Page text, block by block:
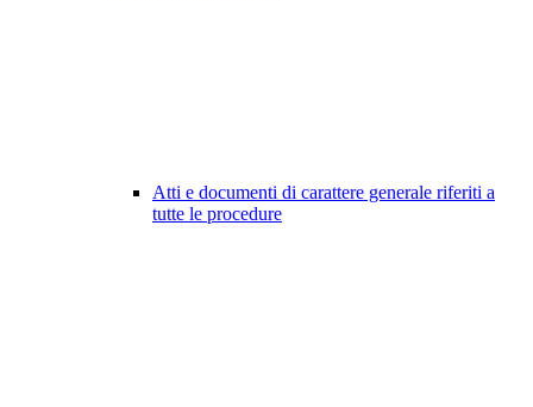
Atti e documenti di carattere generale riferiti a
tutte le procedure